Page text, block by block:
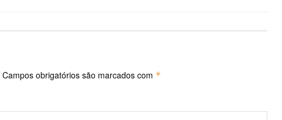
Campos obrigatórios são marcados com *